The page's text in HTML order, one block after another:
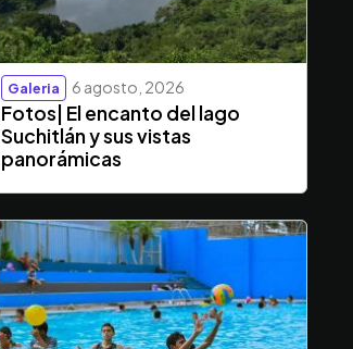
Galeria 6 agosto, 2026
Fotos| El encanto del lago
Suchitlán y sus vistas
panorámicas